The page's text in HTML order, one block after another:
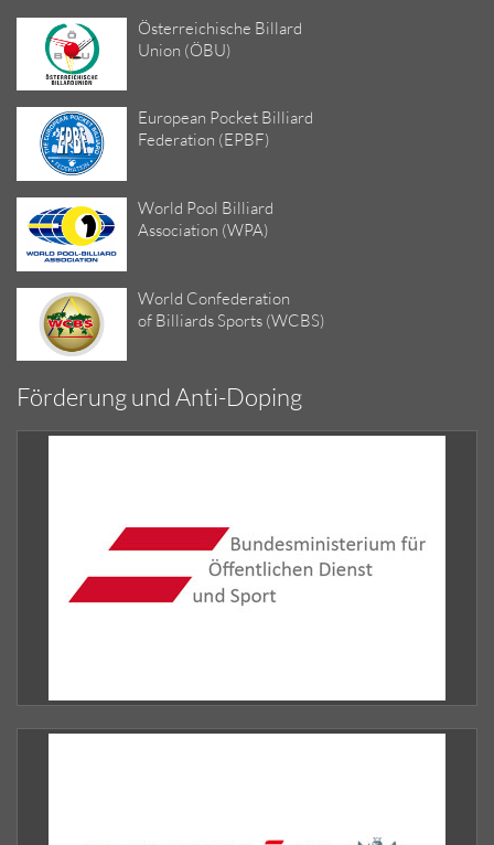
Österreichische Billard
Union (ÖBU)
European Pocket Billiard
Federation (EPBF)
World Pool Billiard
Association (WPA)
World Confederation
of Billiards Sports (WCBS)
Förderung und Anti-Doping